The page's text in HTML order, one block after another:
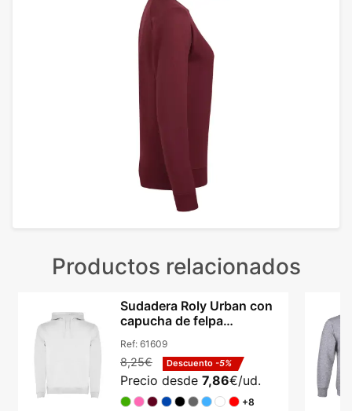
Productos relacionados
Sudadera Roly Urban con
capucha de felpa
Ref: 61609
8,25€ Descuento -5%
Precio desde 7,86€/ud.
+8